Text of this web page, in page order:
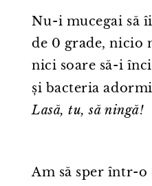
Nu⁠-⁠i mucegai să
de 0 grade, nicio
nici soare să-i
și bacteria
Lasă, tu, să ningă!
Am să sper într⁠-⁠